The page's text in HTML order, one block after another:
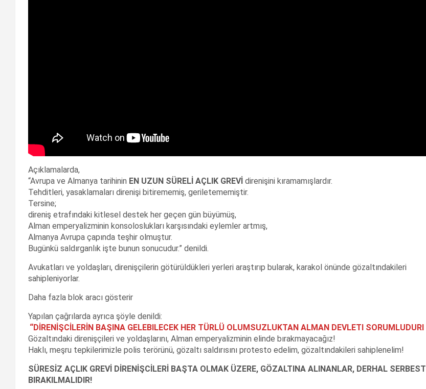
Açıklamalarda,
“Avrupa ve Almanya tarihinin EN UZUN SÜRELİ AÇLIK GREVİ direnişini kıramamışlardır.
Tehditleri, yasaklamaları direnişi bitirememiş, geriletememiştir.
Tersine;
direniş etrafındaki kitlesel destek her geçen gün büyümüş,
Alman emperyalizminin konsoloslukları karşısındaki eylemler artmış,
Almanya Avrupa çapında teşhir olmuştur.
Bugünkü saldırganlık işte bunun sonucudur.” denildi.
Avukatları ve yoldaşları, direnişçilerin götürüldükleri yerleri araştırıp bularak, karakol önünde gözaltındakileri
sahipleniyorlar.
Daha fazla blok aracı gösterir
Yapılan çağrılarda ayrıca şöyle denildi:
“DİRENİŞCİLERİN BAŞINA GELEBILECEK HER TÜRLÜ OLUMSUZLUKTAN ALMAN DEVLETI SORUMLUDURI
Gözaltındaki direnişçileri ve yoldaşlarını, Alman emperyalizminin elinde bırakmayacağız!
Haklı, meşru tepkilerimizle polis terörünü, gözaltı saldırısını protesto edelim, gözaltındakileri sahiplenelim!
SÜRESİZ AÇLIK GREVİ DİRENİŞCİLERİ BAŞTA OLMAK ÜZERE, GÖZALTINA ALINANLAR, DERHAL SERBEST
BIRAKILMALIDIR!